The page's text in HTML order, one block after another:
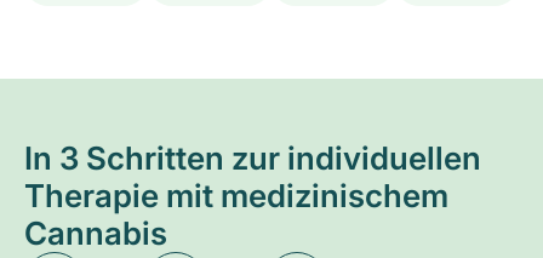
In 3 Schritten zur individuellen
Therapie mit medizinischem
Cannabis